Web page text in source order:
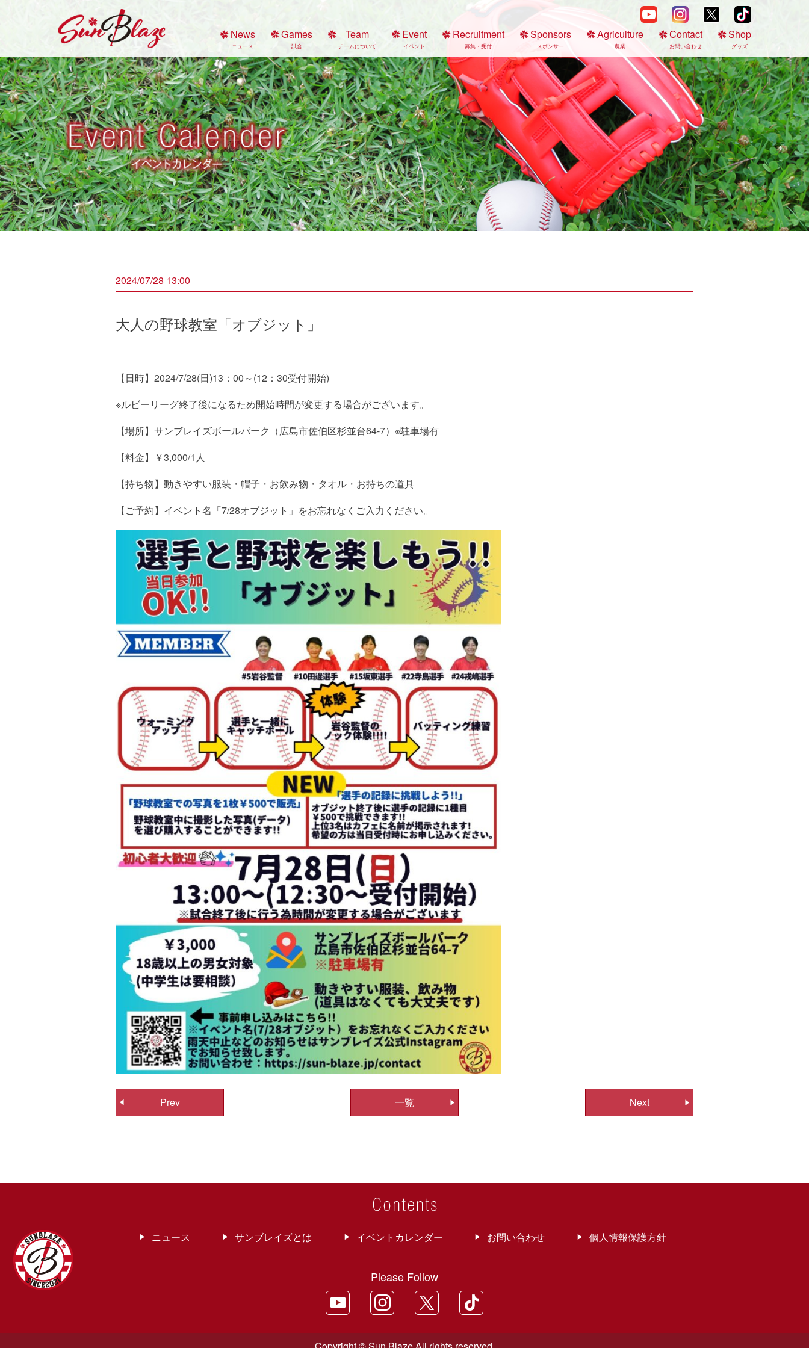
News
ニュース
Games
試合
Team
チームについて
Event
イベント
Recruitment
募集・受付
Sponsors
スポンサー
Agriculture
農業
Contact
お問い合わせ
Shop
グッズ
2024/07/28 13:00
大人の野球教室「オブジット」
【日時】2024/7/28(日)13：00～(12：30受付開始)
※ルビーリーグ終了後になるため開始時間が変更する場合がございます。
【場所】サンブレイズボールパーク（広島市佐伯区杉並台64-7）※駐車場有
【料金】￥3,000/1人
【持ち物】動きやすい服装・帽子・お飲み物・タオル・お持ちの道具
【ご予約】イベント名「7/28オブジット」をお忘れなくご入力ください。
投
稿
ー
Prev Next
一覧
ニュース サンブレイズとは イベントカレンダー お問い合わせ 個人情報保護方針
Please Follow